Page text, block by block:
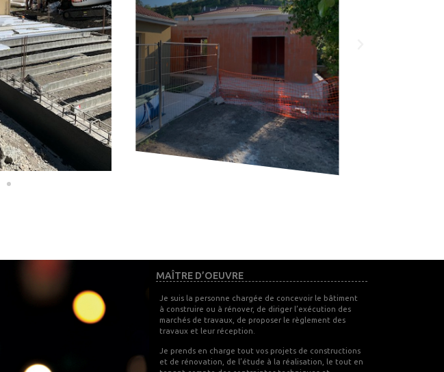
MAÎTRE D’OEUVRE
Je suis la personne chargée de concevoir le bâtiment
à construire ou à rénover, de diriger l’exécution des
marchés de travaux, de proposer le règlement des
travaux et leur réception.
Je prends en charge tout vos projets de constructions
et de rénovation, de l’étude à la réalisation, le tout en